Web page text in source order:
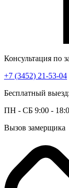
Консультация по
+7 (3452) 21-53-04
Бесплатный выезд:
ПН - СБ 9:00 -
Вызов замерщика